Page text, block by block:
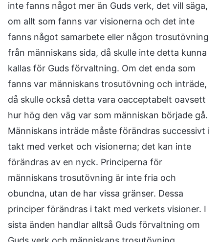
inte fanns något mer än Guds verk, det vill säga,
om allt som fanns var visionerna och det inte
fanns något samarbete eller någon trosutövning
från människans sida, då skulle inte detta kunna
kallas för Guds förvaltning. Om det enda som
fanns var människans trosutövning och inträde,
då skulle också detta vara oacceptabelt oavsett
hur hög den väg var som människan började gå.
Människans inträde måste förändras successivt i
takt med verket och visionerna; det kan inte
förändras av en nyck. Principerna för
människans trosutövning är inte fria och
obundna, utan de har vissa gränser. Dessa
principer förändras i takt med verkets visioner. I
sista änden handlar alltså Guds förvaltning om